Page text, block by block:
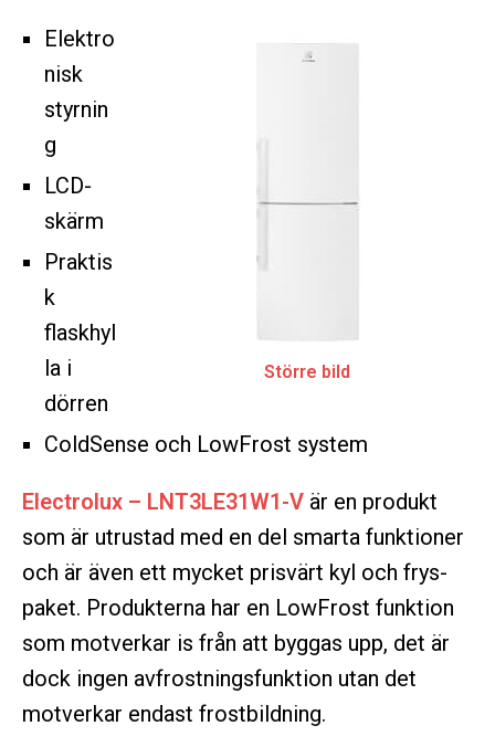
Större bild
Elektro
nisk
styrnin
g
LCD-
skärm
Praktis
k
flaskhyl
la i
dörren
ColdSense och LowFrost system
Electrolux – LNT3LE31W1-V är en produkt
som är utrustad med en del smarta funktioner
och är även ett mycket prisvärt kyl och frys-
paket. Produkterna har en LowFrost funktion
som motverkar is från att byggas upp, det är
dock ingen avfrostningsfunktion utan det
motverkar endast frostbildning.